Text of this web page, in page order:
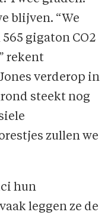
blijven. “We
gigaton CO2
rekent
verderop in
steekt nog
zullen we
hun
leggen ze de